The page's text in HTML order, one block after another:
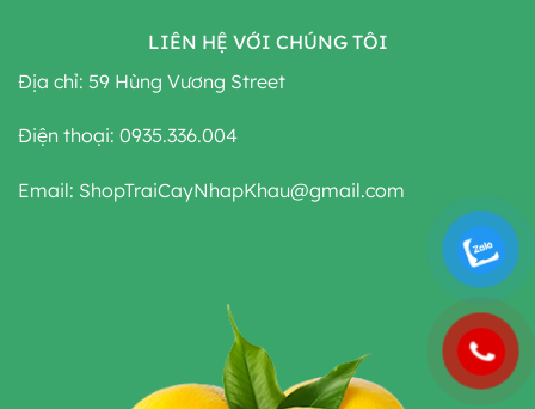
LIÊN HỆ VỚI CHÚNG TÔI
Địa chỉ: 59 Hùng Vương Street
Điện thoại: 0935.336.004
Email: ShopTraiCayNhapKhau@gmail.com